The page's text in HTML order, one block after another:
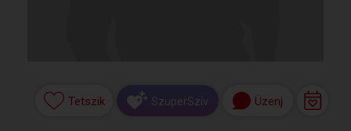
Tetszik SzuperSzív Üzenj